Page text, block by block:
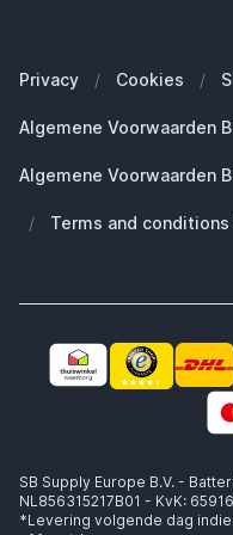
Zakelijke klanten (B2B)
Groot en uniek
400.000+ klanten
Welke MagSafe heb ik
Werken bij SB Supply
Working at SB Supply
Privacy / Cookies /
Algemene Voorwaarden
Algemene Voorwaarden
/ Terms and conditions
SB Supply Europe B.V. -
NL856315217B01 - KvK:
*Levering volgende dag